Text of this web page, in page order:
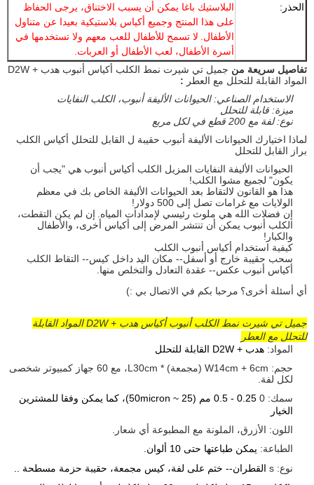
الحذر:
البلاستيك باغا يمكن أن يسبب الاختناق، يرجى الحفاظ
على هذا المنتج وجميع أكياس بلاستيكية بعيدا عن متناول
الأطفال. لا تسمح للأطفال للعب معهم ولا تستخدمها في
أسرة الأطفال، لعب الأطفال أو العربات.
تفاصيل سريعة من
جميل تي شيرت نمط الكلب أكياس أنبوب هدب + D2W
المواد القابلة للتحلل مع العطر :
الاستخدام الصناعي: الحيوانات الأليفة أنبوب، الكلب النفايات
ميزة: قابلة للتحلل
نوع: لفة مع 200 قطع في لكل مربع
لماذا اختيارك الحيوانات الأليفة أنبوب حقيبة ل القابل للتحلل أكياس الكلب
براز القابل للتحلل
الحيوانات الأليفة النفايات المزيل الكلب أكياس أنبوب هي "يجب أن
يكون" لجميع مشوا الكلب!
هذا هو القانون لالتقاط بعد الحيوانات الأليفة الخاص بك في معظم
الولايات مع غرامات تصل إلى 500 دولار!
إن فضلات الله هي ملوث رئيسي لإمدادات المياه. إن لم يكن التقطت،
الكلب أنبوب يمكن أن تنتشر المرض إلى أكياس أخرى، والأطفال
والكبار!
كيفية استخدام أكياس أنبوب الكلب
سحب حقيبة خارج أو أسفل-- مكان اليد داخل كيس-- التقاط الكلب
أكياس أنبوب عكس-- عقدة التعادل والتخلص منها.
أي أسئلة أخرى؟ مرحبا بكم في الاتصال بي :)
جميل تي شيرت نمط الكلب أنبوب أكياس هدب + D2W المواد القابلة
للتحلل مع العطر
المواد: هدب + D2W القابلة للتحلل
حجم: W14cm + 6cm (مجمعة) * L30cm، مع 60 جهاز كمبيوتر شخصى
لكل لفة.
سمك: 0
0.25 - 0.5 مم (25 ~ 50micron)، كما يمكن وفقا للمشترين
الخيار
اللون: الأزرق، الملونة مع المطبوعة أي شعار.
الطباعة: يمكن طباعتها حتى 10 ألوان.
نوع: s
القطران-- ختم على لفة، كيس مجمعة، حقيبة حزمة مسطحة ..